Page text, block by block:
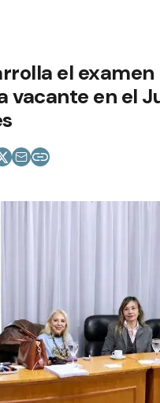
el
vacante en el